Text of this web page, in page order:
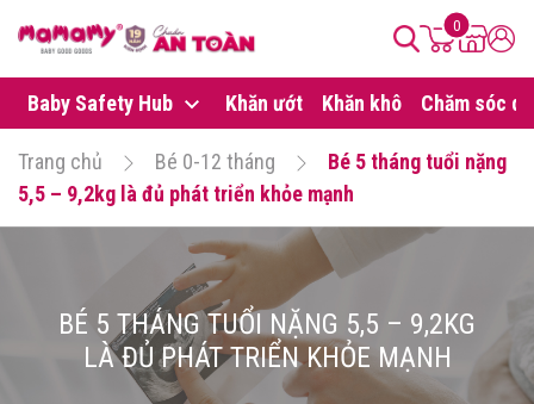
0
Baby Safety Hub Khăn ướt Khăn khô Chăm sóc da
Trang chủ Bé 0-12 tháng
Bé 5 tháng tuổi nặng
5,5 – 9,2kg là đủ phát triển khỏe mạnh
BÉ 5 THÁNG TUỔI NẶNG 5,5 – 9,2KG
LÀ ĐỦ PHÁT TRIỂN KHỎE MẠNH